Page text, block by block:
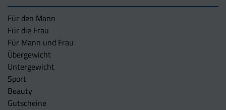
Für den Mann
Für die Frau
Für Mann und Frau
Übergewicht
Untergewicht
Sport
Beauty
Gutscheine